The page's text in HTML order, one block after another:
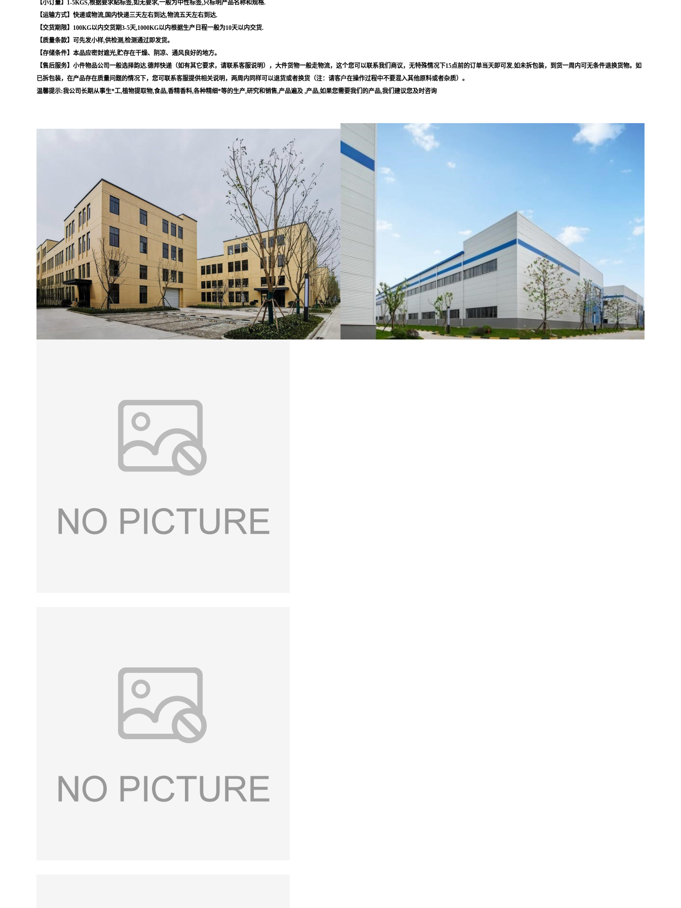
【小订量】1-5KGS,根据要求贴标签,如无要求,一般为中性标签,只标明产品名称和规格.
【运输方式】快递或物流,国内快递三天左右到达,物流五天左右到达.
【交货期限】100KG以内交货期3-5天,1000KG以内根据生产日程一般为10天以内交货.
【质量条款】可先发小样,供检测,检测通过即发货。
【存储条件】本品应密封遮光,贮存在干燥、阴凉、通风良好的地方。
【售后服务】小件物品公司一般选择韵达.德邦快递（如有其它要求，请联系客服说明），大件货物一般走物流，这个您可以联系我们商议，无特殊情况下15点前的订单当天即可发.如未拆包装，到货一周内可无条件退换货物。如
已拆包装，在产品存在质量问题的情况下，您可联系客服提供相关说明，两周内同样可以退货或者换货（注：请客户在操作过程中不要混入其他原料或者杂质）。
温馨提示:我公司长期从事生*工,植物提取物,食品,香精香料,各种精细*等的生产,研究和销售,产品遍及 ,产品,如果您需要我们的产品,我们建议您及时咨询